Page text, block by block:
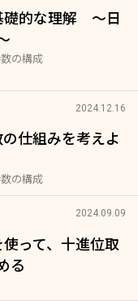
礎的な理解 ～日
の構成
2024.12.16
仕組みを考えよ
の構成
2024.09.09
って、十進位取
る